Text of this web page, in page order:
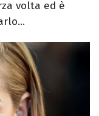
volta ed è